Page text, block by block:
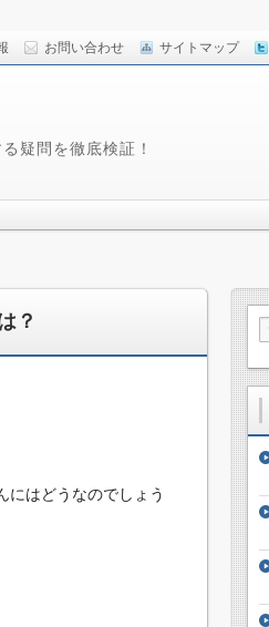
お問い合わせ サイトマップ
疑問を徹底検証！
？
にはどうなのでしょう